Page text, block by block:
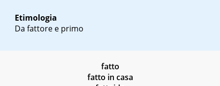
Etimologia
Da fattore e primo
fatto
fatto in casa